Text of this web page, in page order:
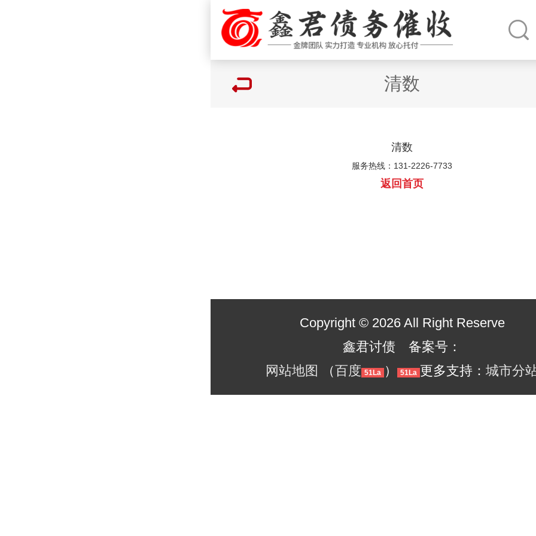
清数
清数
服务热线：131-2226-7733
返回首页
Copyright © 2026 All Right Reserve
鑫君讨债 备案号：
网站地图
（百度 51La ） 51La 更多支持： 城市分